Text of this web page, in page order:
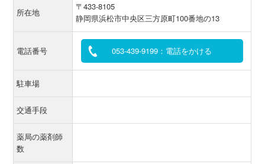
所在地
〒433-8105
静岡県浜松市中央区三方原町100番地の13
電話番号 053-439-9199：電話をかける
駐車場
交通手段
薬局の薬剤師
数